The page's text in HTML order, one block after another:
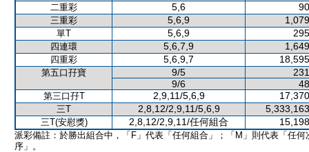
二重彩
5,6
三重彩 5,6,9
單T 5,6,9
四連環 5,6,7,9
四重彩 5,6,9,7
第五口孖寶 9/5
9/6
第三口孖T 2,9,11/5,6,9
三T 2,8,12/2,9,11/5,6,9
三T(安慰獎) 2,8,12/2,9,11/任何組合
派彩備註：於勝出組合中，「F」代表「任何組合」；「M」則代表「任何
序」。